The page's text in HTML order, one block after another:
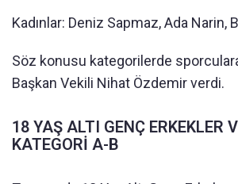
Kadınlar: Deniz Sapmaz, Ada Narin,
Söz konusu kategorilerde
Başkan Vekili Nihat Özdemir verdi.
18 YAŞ ALTI GENÇ ERKEKLER
KATEGORİ A-B